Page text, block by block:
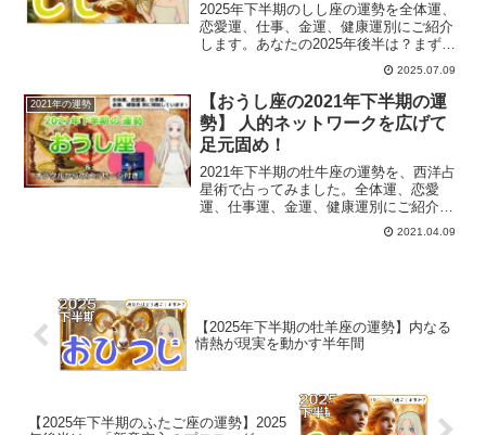
2025年下半期のしし座の運勢を全体運、
恋愛運、仕事、金運、健康運別にご紹介
します。あなたの2025年後半は？まずは
動画でチェックしたいという方は、以下
よりご覧いただけます。全体運2025年後
半、しし座にとってのテーマは「人間関
係の再構築と...
2025.07.09
2021年の運勢
【おうし座の2021年下半期の運
勢】 人的ネットワークを広げて
足元固め！
2021年下半期の牡牛座の運勢を、西洋占
星術で占ってみました。全体運、恋愛
運、仕事運、金運、健康運別にご紹介し
2021.04.09
【2025年下半期の牡羊座の運勢】内なる
情熱が現実を動かす半年間
【2025年下半期のふたご座の運勢】2025